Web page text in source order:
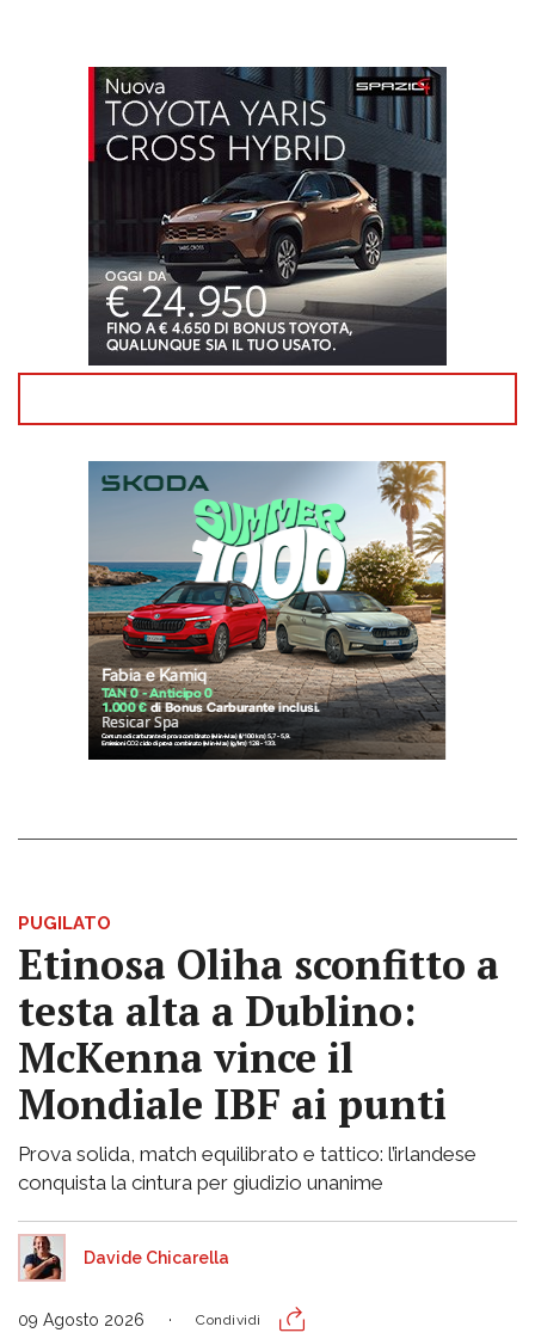
PUGILATO
Etinosa Oliha sconfitto a
testa alta a Dublino:
McKenna vince il
Mondiale IBF ai punti
Prova solida, match equilibrato e tattico: l’irlandese
conquista la cintura per giudizio unanime
Davide Chicarella
09 Agosto 2026 Condividi